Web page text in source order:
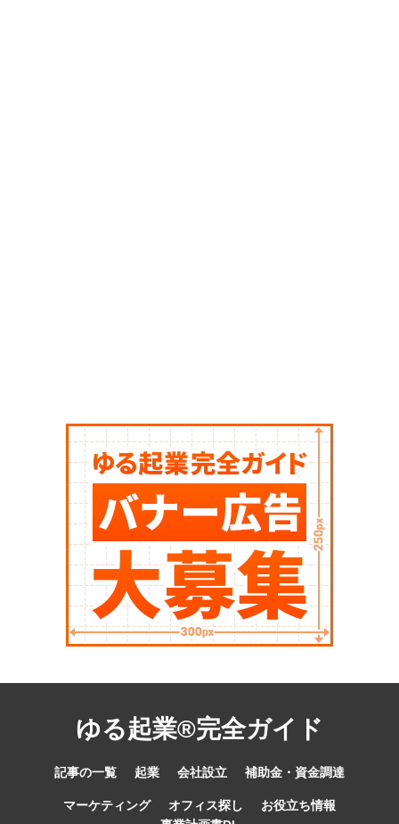
ゆる起業®完全ガイド
記事の一覧 起業 会社設立 補助金・資金調達
マーケティング オフィス探し
お役立ち情報